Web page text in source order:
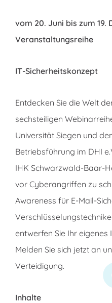
vom 20. Juni bis zum 19.
Veranstaltungsreihe
IT-Sicherheitskonzept
Entdecken Sie die Welt
sechsteiligen
Universität Siegen und
Betriebsführung im DHI
IHK Schwarzwald-Baar-
vor Cyberangriffen zu
Awareness für E-Mail-
entwerfen Sie Ihr eigenes
Melden Sie sich jetzt an
Verteidigung.
Inhalte